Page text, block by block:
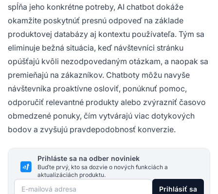
spĺňa jeho konkrétne potreby, AI chatbot dokáže
okamžite poskytnúť presnú odpoveď na základe
produktovej databázy aj kontextu používateľa. Tým sa
eliminuje bežná situácia, keď návštevníci stránku
opúšťajú kvôli nezodpovedaným otázkam, a naopak sa
premieňajú na zákazníkov. Chatboty môžu navyše
návštevníka proaktívne osloviť, ponúknuť pomoc,
odporučiť relevantné produkty alebo zvýrazniť časovo
obmedzené ponuky, čím vytvárajú viac dotykových
bodov a zvyšujú pravdepodobnosť konverzie.
Prihláste sa na odber noviniek
Buďte prvý, kto sa dozvie o nových funkciách a
aktualizáciách produktu.
E-mailová adresa Prihlásiť sa